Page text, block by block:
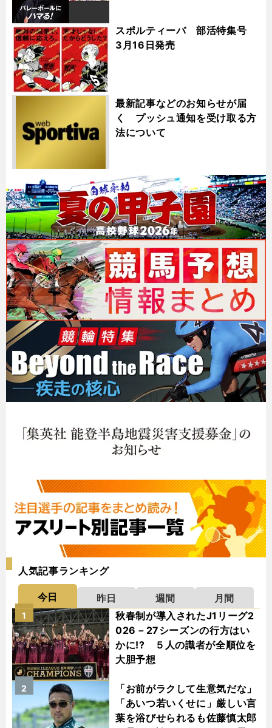
スポルティーバ 部活特集号
3月16日発売
最新記事などのお知らせが届
く プッシュ通知を受け取る方
法について
人気記事ランキング
今日 昨日 週間
月間
秋春制が導入されたJ1リーグ2
026－27シーズンの行方はい
かに!? ５人の識者が全順位を
大胆予想
1
「お前がラクして生意気だな」
「あいつ若いくせに」厳しい言
葉を浴びせられるも佐藤慎太郎
2